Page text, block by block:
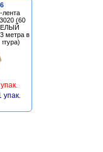
лента
(60
метра в
упак.